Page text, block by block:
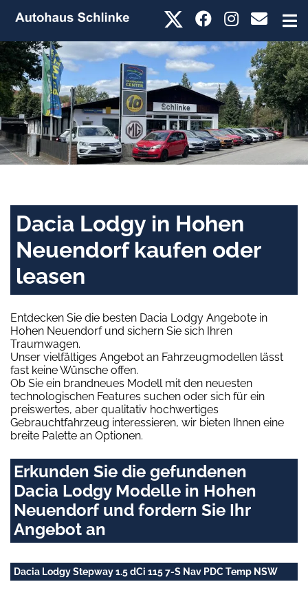
Dacia Lodgy in Hohen
Neuendorf kaufen oder
leasen
Entdecken Sie die besten Dacia Lodgy Angebote in
Hohen Neuendorf und sichern Sie sich Ihren
Traumwagen.
Unser vielfältiges Angebot an Fahrzeugmodellen lässt
fast keine Wünsche offen.
Ob Sie ein brandneues Modell mit den neuesten
technologischen Features suchen oder sich für ein
preiswertes, aber qualitativ hochwertiges
Gebrauchtfahrzeug interessieren, wir bieten Ihnen eine
breite Palette an Optionen.
Erkunden Sie die gefundenen
Dacia Lodgy Modelle in Hohen
Neuendorf und fordern Sie Ihr
Angebot an
Dacia Lodgy Stepway 1.5 dCi 115 7-S Nav PDC Temp NSW